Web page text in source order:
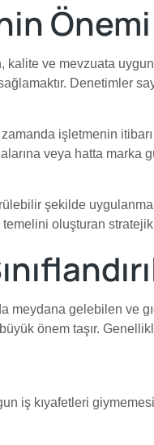
Önemi
ve mevzuata
işletmenin
veya hatta
şekilde
oluşturan
meydana gelebilen ve
önem taşır.
iş kıyafetleri